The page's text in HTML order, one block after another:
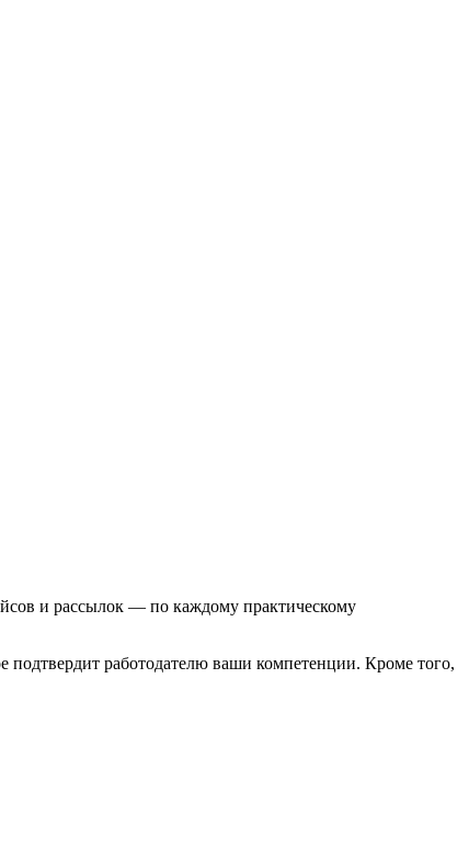
и рассылок — по каждому практическому
подтвердит работодателю ваши компетенции. Кроме того,